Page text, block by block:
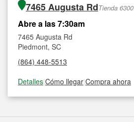
7465 Augusta RdTienda 6300
Abre a las 7:30am
7465 Augusta Rd
Piedmont, SC
(864) 448-5513
Detalles|Cómo llegar|Compra ahora